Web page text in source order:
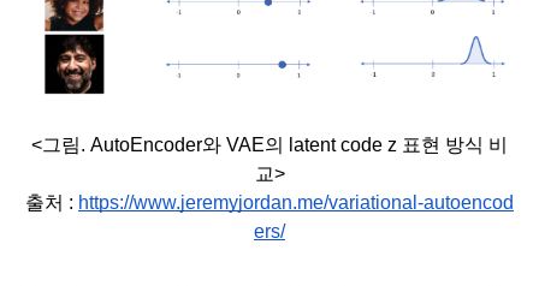
<그림. AutoEncoder와 VAE의 latent code z 표현 방식 비
교>
출처 : https://www.jeremyjordan.me/variational-autoencod
ers/